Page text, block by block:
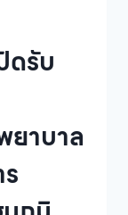
ดรับ
ยาบาล